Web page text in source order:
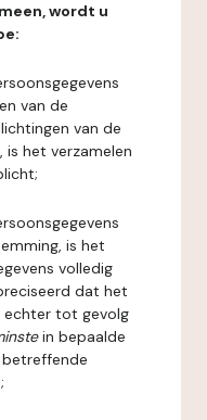
wordt u
van de
van de
is het verzamelen
is het
volledig
dat het
echter tot gevolg
in bepaalde
betreffende